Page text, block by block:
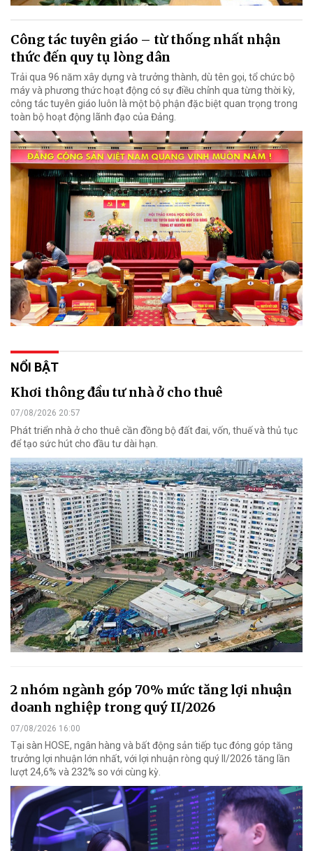
Công tác tuyên giáo – từ thống nhất nhận
thức đến quy tụ lòng dân
Trải qua 96 năm xây dựng và trưởng thành, dù tên gọi, tổ chức bộ
máy và phương thức hoạt động có sự điều chỉnh qua từng thời kỳ,
công tác tuyên giáo luôn là một bộ phận đặc biệt quan trọng trong
toàn bộ hoạt động lãnh đạo của Đảng.
NỔI BẬT
Khơi thông đầu tư nhà ở cho thuê
07/08/2026 20:57
Phát triển nhà ở cho thuê cần đồng bộ đất đai, vốn, thuế và thủ tục
để tạo sức hút cho đầu tư dài hạn.
2 nhóm ngành góp 70% mức tăng lợi nhuận
doanh nghiệp trong quý II/2026
07/08/2026 16:00
Tại sàn HOSE, ngân hàng và bất động sản tiếp tục đóng góp tăng
trưởng lợi nhuận lớn nhất, với lợi nhuận ròng quý II/2026 tăng lần
lượt 24,6% và 232% so với cùng kỳ.